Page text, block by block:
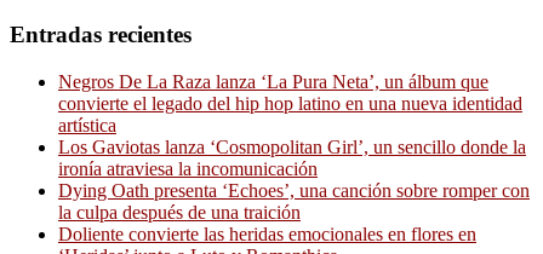
Entradas recientes
Negros De La Raza lanza ‘La Pura Neta’, un álbum que
convierte el legado del hip hop latino en una nueva identidad
artística
Los Gaviotas lanza ‘Cosmopolitan Girl’, un sencillo donde la
ironía atraviesa la incomunicación
Dying Oath presenta ‘Echoes’, una canción sobre romper con
la culpa después de una traición
Doliente convierte las heridas emocionales en flores en